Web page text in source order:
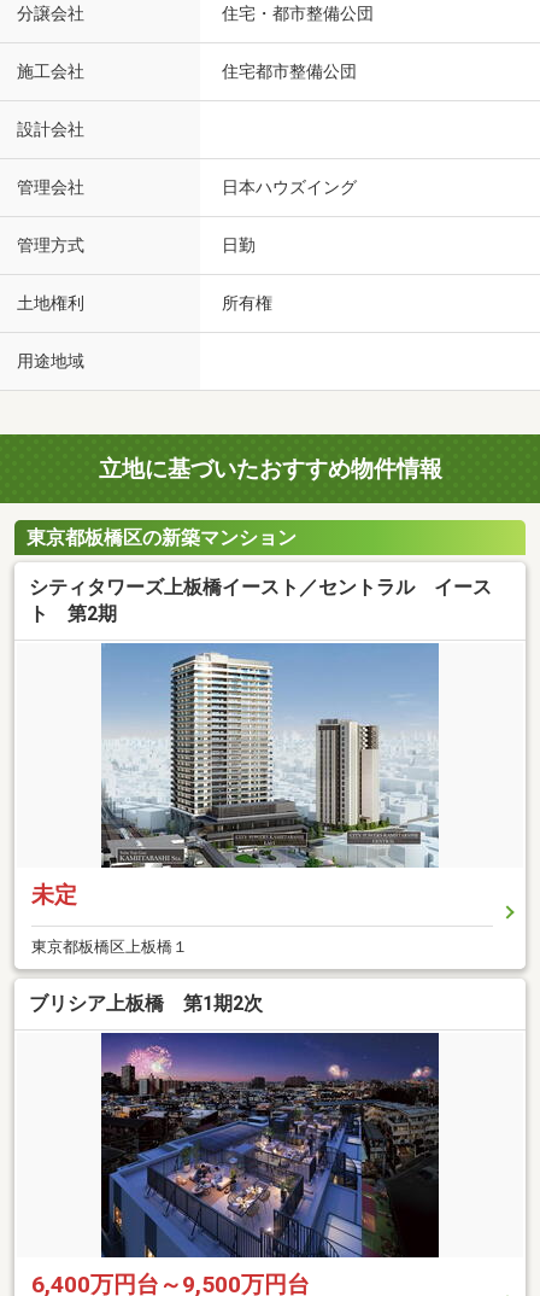
分譲会社 住宅・都市整備公団
施工会社 住宅都市整備公団
設計会社
管理会社 日本ハウズイング
管理方式 日勤
土地権利 所有権
用途地域
立地に基づいたおすすめ物件情報
東京都板橋区の新築マンション
シティタワーズ上板橋イースト／セントラル イース
ト 第2期
未定
東京都板橋区上板橋１
ブリシア上板橋 第1期2次
6,400万円台～9,500万円台